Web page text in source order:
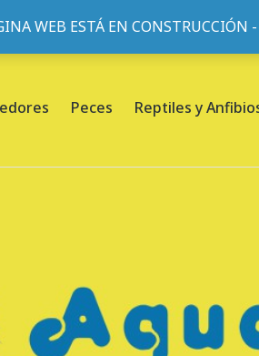
WEB ESTÁ EN
08013 Barcelona |Sobre nosotros
Peces Reptiles y